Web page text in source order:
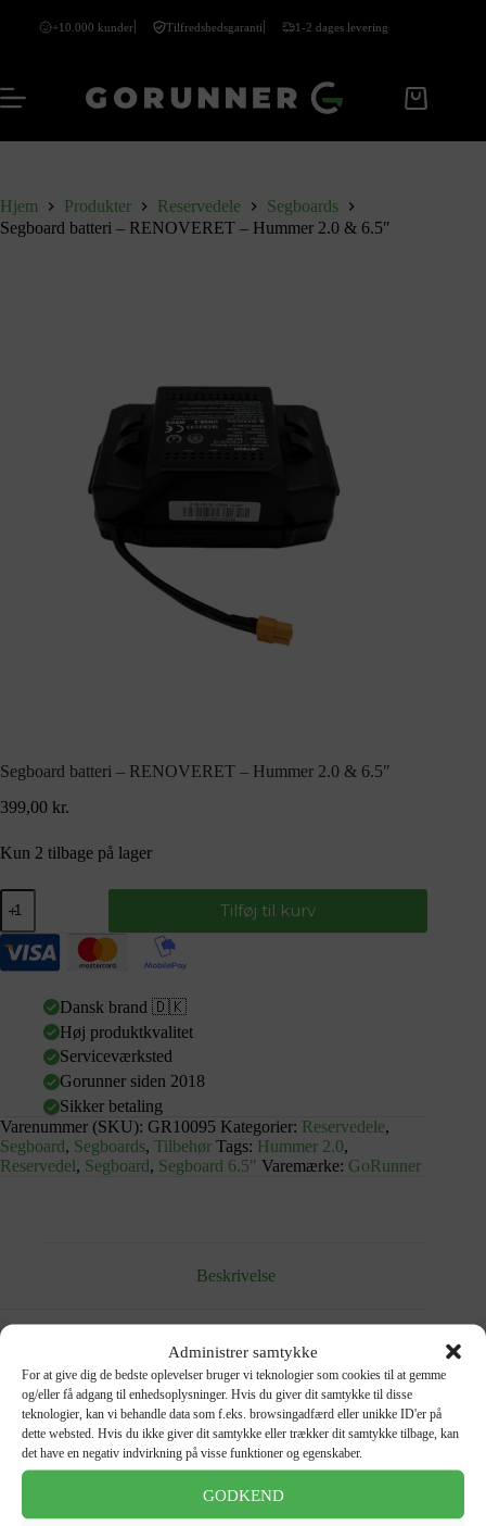
Administrer samtykke
For at give dig de bedste oplevelser bruger vi teknologier som cookies til at gemme
og/eller få adgang til enhedsoplysninger. Hvis du giver dit samtykke til disse
teknologier, kan vi behandle data som f.eks. browsingadfærd eller unikke ID'er på
dette websted. Hvis du ikke giver dit samtykke eller trækker dit samtykke tilbage, kan
det have en negativ indvirkning på visse funktioner og egenskaber.
GODKEND
+10.000 kunder Tilfredshedsgaranti 1-2 dages levering
Hjem Produkter Reservedele
Segboards
Segboard batteri – RENOVERET – Hummer 2.0 & 6.5″
Segboard batteri – RENOVERET – Hummer 2.0 & 6.5″
399,00 kr.
Kun 2 tilbage på lager
Tilføj til kurv
Dansk brand 🇩🇰
Høj produktkvalitet
Serviceværksted
Gorunner siden 2018
Sikker betaling
Varenummer (SKU): GR10095 Kategorier: Reservedele,
Segboard, Segboards, Tilbehør Tags: Hummer 2.0,
Reservedel, Segboard, Segboard 6.5" Varemærke: GoRunner
Beskrivelse
Batteri til GoRunner segboard – Hummer 2.0 & 6.5″ – renoveret
Alle vores renoverede batterier er gennemtestet på batteritester
Stand: Som ny
OBS: Billede er illustrationsbillede – Der kan være brugsspor på de